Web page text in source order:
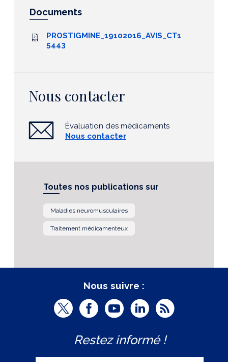
Documents
PROSTIGMINE_19102016_AVIS_CT1
5443
Nous contacter
Évaluation des médicaments
Nous contacter
Toutes nos publications sur
Maladies neuromusculaires
Traitement médicamenteux
Nous suivre :
T
i
F
c
Y
u
L
n
R
Restez informé !